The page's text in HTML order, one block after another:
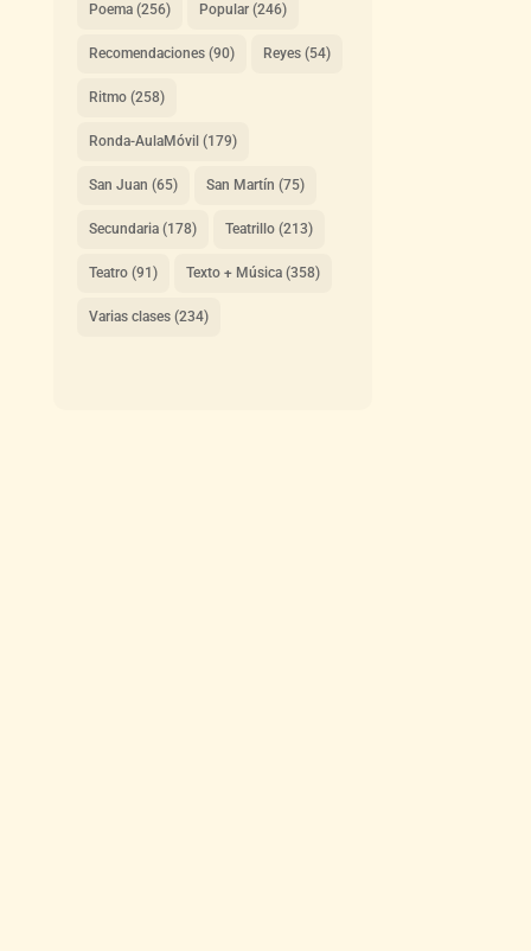
Poema(256) Popular(246)
Recomendaciones(90) Reyes(54)
Ritmo(258)
Ronda-AulaMóvil (179)
San Juan (65) San Martín (75)
Secundaria(178) Teatrillo(213)
Teatro(91) Texto + Música(358)
Varias clases(234)